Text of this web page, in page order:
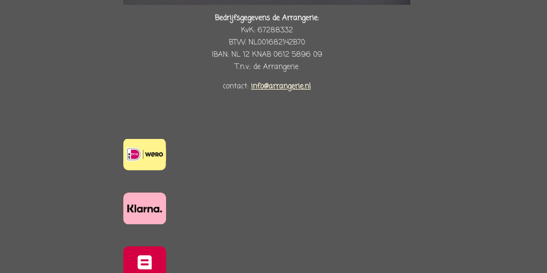
Bedrijfsgegevens de Arrangerie:
KvK: 67288332
BTW: NL001682142B70
IBAN: NL 12 KNAB 0612 5896 09
T.n.v.: de Arrangerie
contact: info@arrangerie.nl